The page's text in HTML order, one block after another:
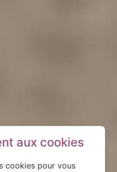
aux cookies
cookies pour vous